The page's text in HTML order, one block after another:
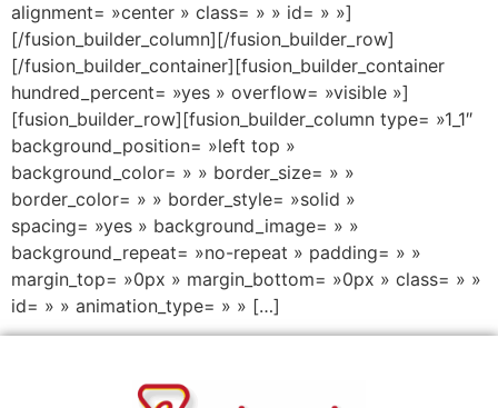
alignment= »center » class= » » id= » »]
[/fusion_builder_column][/fusion_builder_row]
[/fusion_builder_container][fusion_builder_container
hundred_percent= »yes » overflow= »visible »]
[fusion_builder_row][fusion_builder_column type= »1_1″
background_position= »left top »
background_color= » » border_size= » »
border_color= » » border_style= »solid »
spacing= »yes » background_image= » »
background_repeat= »no-repeat » padding= » »
margin_top= »0px » margin_bottom= »0px » class= » »
id= » » animation_type= » » […]